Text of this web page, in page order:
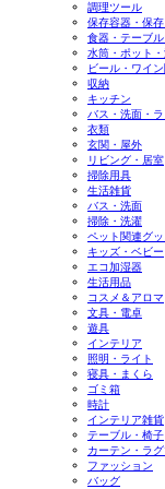
調理ツール
保存容器・保
食器・テーブ
水筒・ポット
ビール・ワイ
収納
キッチン
バス・洗面・
衣類
玄関・屋外
リビング・居室
掃除用具
生活雑貨
バス・洗面
掃除・洗濯
ペット関連グ
キッズ・ベビー
エコ加湿器
生活用品
コスメ＆アロマ
文具・電卓
遊具
インテリア
照明・ライト
寝具・まくら
ゴミ箱
時計
インテリア雑貨
テーブル・椅子
カーテン・ラグ
ファッション
バッグ